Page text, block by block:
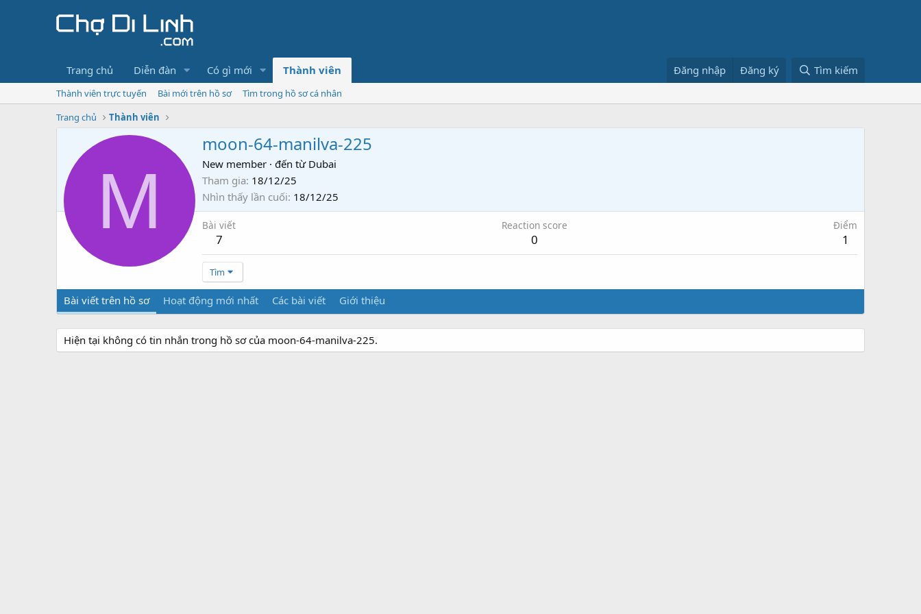
Trang chủ Diễn đàn Có gì mới Thành viên Đăng nhập Đăng ký Tìm kiếm
Thành viên trực tuyến Bài mới trên hồ sơ
Tìm trong hồ sơ cá nhân
Trang chủ
Thành viên
M
moon-64-manilva-225
New member · đến từ Dubai
Tham gia 18/12/25
Nhìn thấy lần cuối 18/12/25
Bài viết
7
Reaction score
0
Điểm
1
Tìm
Bài viết trên hồ sơ Hoạt động mới nhất Các bài viết Giới thiệu
Hiện tại không có tin nhắn trong hồ sơ của moon-64-manilva-225.